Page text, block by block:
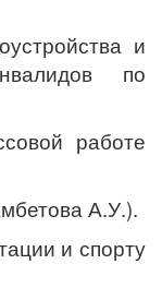
и
по
работе
А.У.).
и спорту